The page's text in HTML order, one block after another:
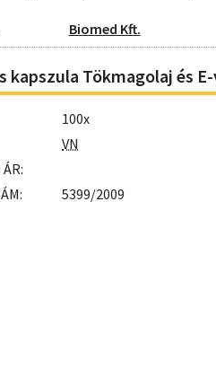
Biomed Kft.
kapszula Tökmagolaj és
100x
VN
5399/2009